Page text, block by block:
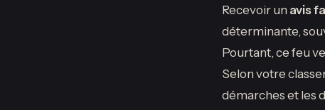
Recevoir un avis
déterminante,
Pourtant, ce feu
Selon votre
démarches et les